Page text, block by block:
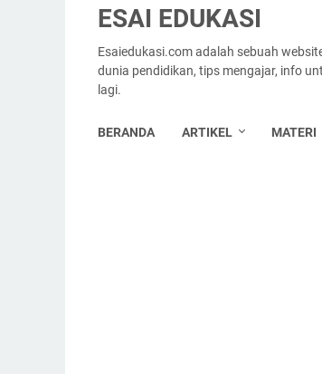
ESAI EDUKASI
Esaiedukasi.com adalah sebuah
dunia pendidikan, tips mengajar, info
lagi.
BERANDA ARTIKEL MATERI